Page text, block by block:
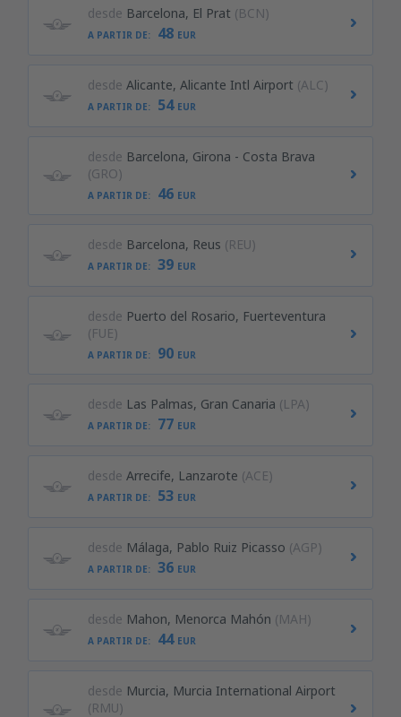
desde Barcelona, El Prat (BCN)
A PARTIR DE: 48 EUR
desde Alicante, Alicante Intl Airport (ALC)
A PARTIR DE: 54 EUR
desde Barcelona, Girona - Costa Brava
(GRO)
A PARTIR DE: 46 EUR
desde Barcelona, Reus (REU)
A PARTIR DE: 39 EUR
desde Puerto del Rosario, Fuerteventura
(FUE)
A PARTIR DE: 90 EUR
desde Las Palmas, Gran Canaria (LPA)
A PARTIR DE: 77 EUR
desde Arrecife, Lanzarote (ACE)
A PARTIR DE: 53 EUR
desde Málaga, Pablo Ruiz Picasso (AGP)
A PARTIR DE: 36 EUR
desde Mahon, Menorca Mahón (MAH)
A PARTIR DE: 44 EUR
desde Murcia, Murcia International Airport
(RMU)